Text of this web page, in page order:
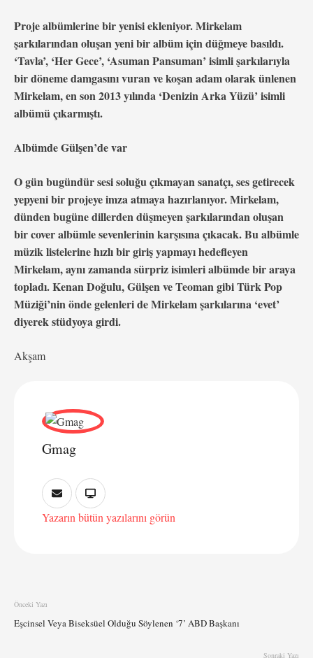
Proje albümlerine bir yenisi ekleniyor. Mirkelam
şarkılarından oluşan yeni bir albüm için düğmeye basıldı.
‘Tavla’, ‘Her Gece’, ‘Asuman Pansuman’ isimli şarkılarıyla
bir döneme damgasını vuran ve koşan adam olarak ünlenen
Mirkelam, en son 2013 yılında ‘Denizin Arka Yüzü’ isimli
albümü çıkarmıştı.
Albümde Gülşen’de var
O gün bugündür sesi soluğu çıkmayan sanatçı, ses getirecek
yepyeni bir projeye imza atmaya hazırlanıyor. Mirkelam,
dünden bugüne dillerden düşmeyen şarkılarından oluşan
bir cover albümle sevenlerinin karşısına çıkacak. Bu albümle
müzik listelerine hızlı bir giriş yapmayı hedefleyen
Mirkelam, aynı zamanda sürpriz isimleri albümde bir araya
topladı. Kenan Doğulu, Gülşen ve Teoman gibi Türk Pop
Müziği’nin önde gelenleri de Mirkelam şarkılarına ‘evet’
diyerek stüdyoya girdi.
Akşam
Gmag
Yazarın bütün yazılarını görün
Önceki Yazı
Eşcinsel Veya Biseksüel Olduğu Söylenen ‘7’ ABD Başkanı
Sonraki Yazı